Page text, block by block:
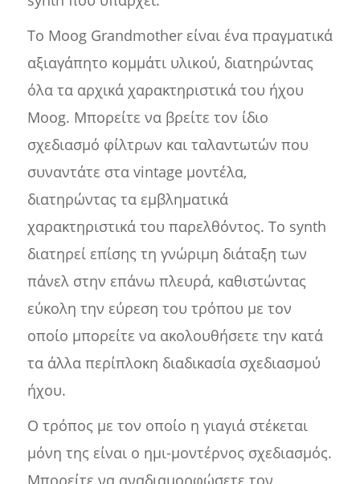
Το Moog Grandmother είναι ένα πραγματικά
αξιαγάπητο κομμάτι υλικού, διατηρώντας
όλα τα αρχικά χαρακτηριστικά του ήχου
Moog. Μπορείτε να βρείτε τον ίδιο
σχεδιασμό φίλτρων και ταλαντωτών που
συναντάτε στα vintage μοντέλα,
διατηρώντας τα εμβληματικά
χαρακτηριστικά του παρελθόντος. Το synth
διατηρεί επίσης τη γνώριμη διάταξη των
πάνελ στην επάνω πλευρά, καθιστώντας
εύκολη την εύρεση του τρόπου με τον
οποίο μπορείτε να ακολουθήσετε την κατά
τα άλλα περίπλοκη διαδικασία σχεδιασμού
ήχου.
Ο τρόπος με τον οποίο η γιαγιά στέκεται
μόνη της είναι ο ημι-μοντέρνος σχεδιασμός.